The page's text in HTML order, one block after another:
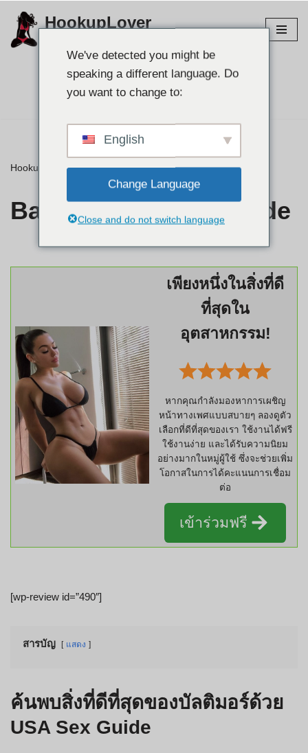
ข้าม
HookupLover
ค้นหาคู่ของคุณ 👉
HookupLover»⭐ รีวิว»Baltimore UsaSexGuide
Baltimore UsaSexGuide
เพียงหนึ่งในสิ่งที่ดี
ที่สุดใน
อุตสาหกรรม!
หากคุณกำลังมองหาการเผชิญ
หน้าทางเพศแบบสบายๆ ลองดูตัว
เลือกที่ดีที่สุดของเรา ใช้งานได้ฟรี
ใช้งานง่าย และได้รับความนิยม
อย่างมากในหมู่ผู้ใช้ ซึ่งจะช่วยเพิ่ม
โอกาสในการได้คะแนนการเชื่อม
ต่อ
เข้าร่วมฟรี
[wp-review id=”490″]
สารบัญ แสดง
ค้นพบสิ่งที่ดีที่สุดของบัลติมอร์ด้วย
USA Sex Guide
We've detected you might be
speaking a different language. Do
you want to change to:
English
Change Language
Close and do not switch language